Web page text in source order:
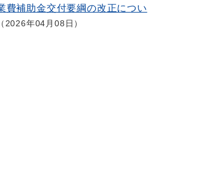
費補助金交付要綱の改正につい
2026年04月08日